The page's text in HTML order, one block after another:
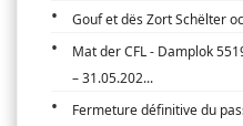
Gouf et dës Zort Schëlter
Mat der CFL - Damplok
– 31.05.202...
Fermeture définitive du